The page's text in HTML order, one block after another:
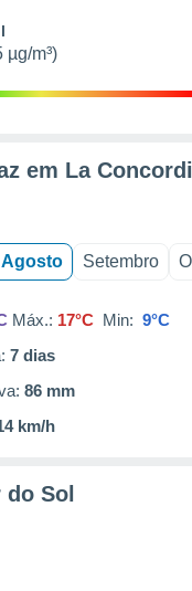
µg/m³)
em La
Agosto Setembro
Máx.: 17°C Min: 9°C
7 dias
86 mm
km/h
Sol